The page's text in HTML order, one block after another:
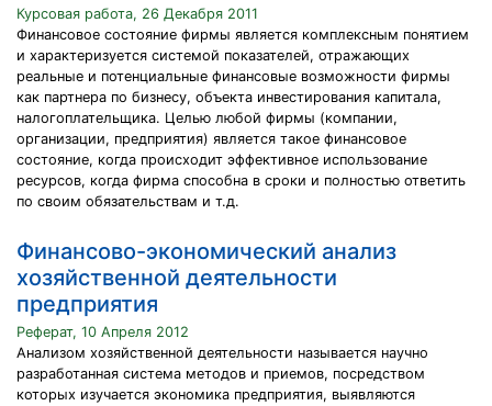
Курсовая работа, 26 Декабря 2011
Финансовое состояние фирмы является комплексным понятием
и характеризуется системой показателей, отражающих
реальные и потенциальные финансовые возможности фирмы
как партнера по бизнесу, объекта инвестирования капитала,
налогоплательщика. Целью любой фирмы (компании,
организации, предприятия) является такое финансовое
состояние, когда происходит эффективное использование
ресурсов, когда фирма способна в сроки и полностью ответить
по своим обязательствам и т.д.
Финансово-экономический анализ
хозяйственной деятельности
предприятия
Реферат, 10 Апреля 2012
Анализом хозяйственной деятельности называется научно
разработанная система методов и приемов, посредством
которых изучается экономика предприятия, выявляются